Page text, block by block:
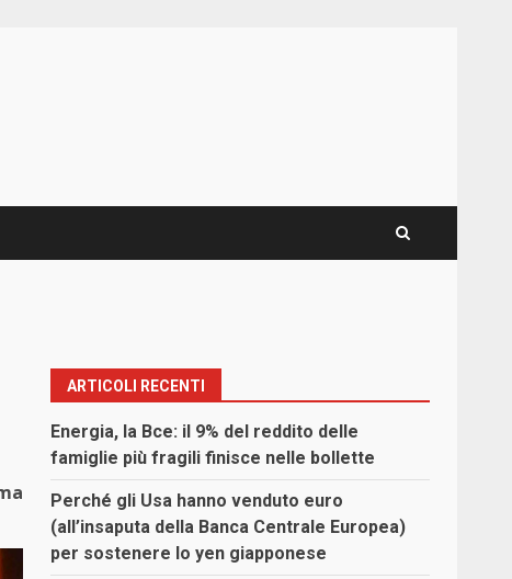
ARTICOLI RECENTI
Energia, la Bce: il 9% del reddito delle
famiglie più fragili finisce nelle bollette
Perché gli Usa hanno venduto euro
(all’insaputa della Banca Centrale Europea)
per sostenere lo yen giapponese